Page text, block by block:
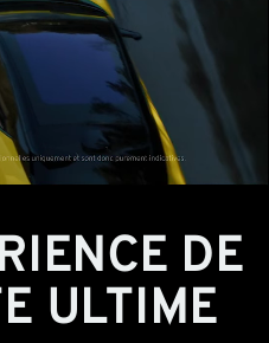
DE
ULTIME